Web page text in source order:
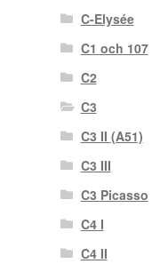
C-Elysée
C1 och 107
C2
C3
C3 II (A51)
C3 III
C3 Picasso
C4 I
C4 II